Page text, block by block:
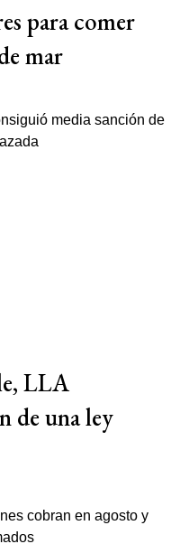
para comer
mar
LLA
de una ley